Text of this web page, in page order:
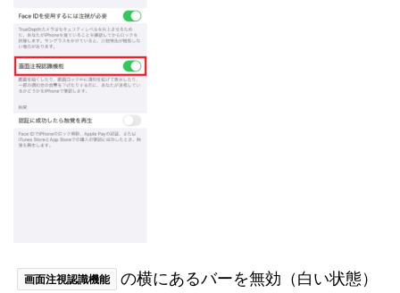
画面注視認識機能
の横にあるバーを無効（白い状態）